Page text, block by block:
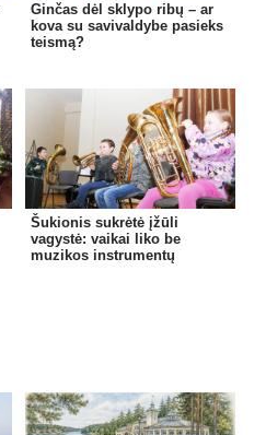
Ginčas dėl sklypo ribų – ar
kova su savivaldybe pasieks
teismą?
Šukionis sukrėtė įžūli
vagystė: vaikai liko be
muzikos instrumentų